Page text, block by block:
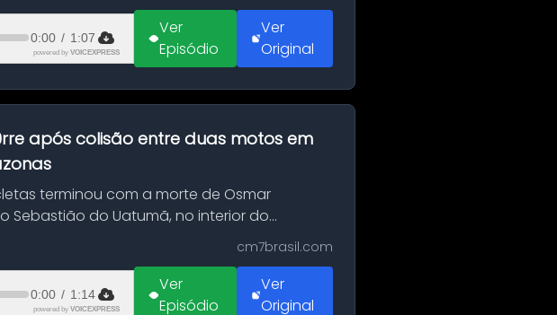
0:00 / 1:07
powered by VOICEXPRESS
Ver
Episódio
Ver
Original
após colisão entre duas motos em
terminou com a morte de Osmar
Sebastião do Uatumã, no interior do
cm7brasil.com
0:00 / 1:14
powered by VOICEXPRESS
Ver
Episódio
Ver
Original